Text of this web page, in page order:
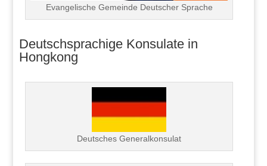
Evangelische Gemeinde Deutscher Sprache
Deutschsprachige Konsulate in
Hongkong
Deutsches Generalkonsulat